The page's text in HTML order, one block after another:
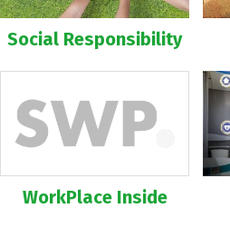
Social Responsibility
WorkPlace Inside